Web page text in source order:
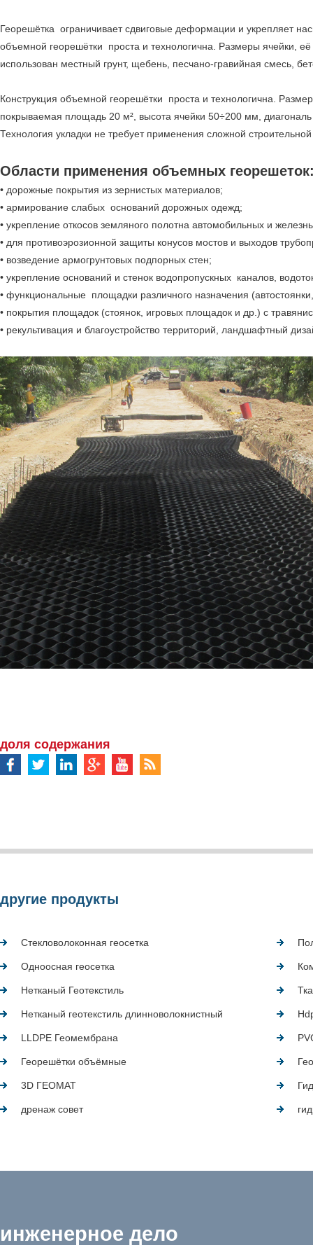
Георешётка ограничивает сдвиговые деформации и укрепляет
объемной георешётки проста и технологична. Размеры ячейки,
использован местный грунт, щебень, песчано-гравийная смесь,
Конструкция объемной георешётки проста и технологична.
покрываемая площадь 20 м², высота ячейки 50÷200 мм,
Технология укладки не требует применения сложной строительной
Области применения объемных
• дорожные покрытия из зернистых материалов;
• армирование слабых оснований дорожных одежд;
• укрепление откосов земляного полотна автомобильных и
• для противоэрозионной защиты конусов мостов и выходов
• возведение армогрунтовых подпорных стен;
• укрепление оснований и стенок водопропускных каналов,
• функциональные площадки различного назначения
• покрытия площадок (стоянок, игровых площадок и др.) с
• рекультивация и благоустройство территорий, ландшафтный
доля содержания
другие продукты
Стекловолоконная геосетка
Одноосная геосетка
Нетканый Геотекстиль
Нетканый геотекстиль длинноволокнистный
LLDPE Геомембрана
Георешётки объёмные
3D ГЕОМАТ
дренаж совет
инженерное дело